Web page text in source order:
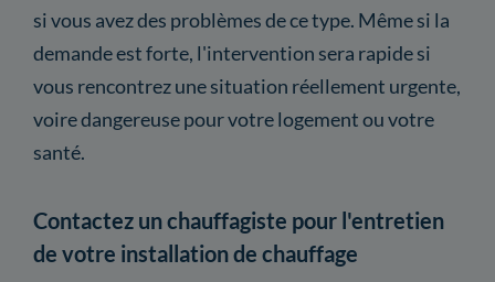
si vous avez des problèmes de ce type. Même si la
demande est forte, l'intervention sera rapide si
vous rencontrez une situation réellement urgente,
voire dangereuse pour votre logement ou votre
santé.
Contactez un chauffagiste pour l'entretien
de votre installation de chauffage